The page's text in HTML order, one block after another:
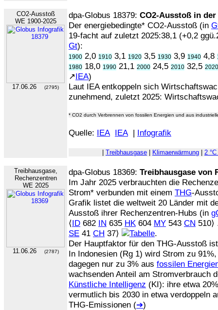
CO2-Ausstoß
WE 1900-2025
17.06.26 (2795)
dpa-Globus 18379: CO2-Ausstoß in
Der energiebedingte* CO2-Ausstoß (in
19-facht auf zuletzt 2025:38,1 (+0,2
Gt):
1900 2,0 1910 3,1 1920 3,5 1930 3,9 1940 4,8
1980 18,0 1990 21,1 2000 24,5 2010 32,5 2020
↗IEA)
Laut IEA entkoppeln sich
zunehmend, zuletzt 2025:
* CO2 durch Verbrennen von fossilen Energien und aus
Quelle: IEA IEA| Infografik
Treibhausgase Klimaerwärmung 2
Treibhausgase,
Rechenzentren
WE 2025
11.06.26 (2787)
dpa-Globus 18369: Treibhausgase von
Im Jahr 2025 verbrauchten die
Strom* verbunden mit einem THG-
Grafik listet die weltweit 20 Länder mit
Ausstoß ihrer Rechenzentren-Hubs (in
⟨ID 682 IN 635 HK 604 MY 543 CN 510⟩
SE 41 CH 37⟩
.
Der Hauptfaktor für den THG-Ausstoß
In Indonesien (Rg 1) wird Strom zu
dagegen nur zu 3% aus fossilen
wachsenden Anteil am Stromverbrauch
Künstliche Intelligenz (KI): ihre etwa
vermutlich bis 2030 in etwa verdoppeln
THG-Emissionen (➔)